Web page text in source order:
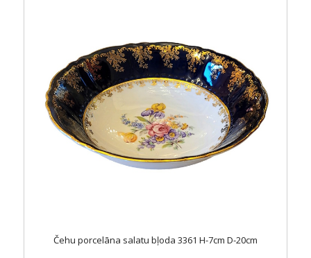
Čehu porcelāna salatu bļoda 3361 H-7cm D-20cm